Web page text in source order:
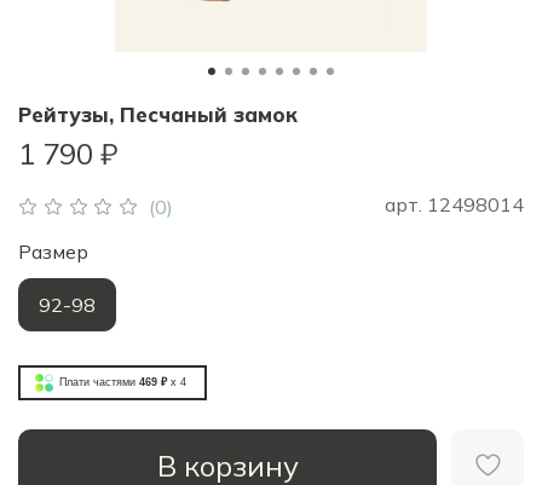
(0) арт. 12498014
Рейтузы, Песчаный замок
1 790 ₽
Плати частями 469 ₽ x 4
В корзину
Размер
92-98